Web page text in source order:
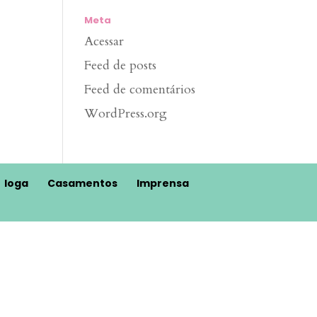
Meta
Acessar
Feed de posts
Feed de comentários
WordPress.org
Ioga Casamentos
Imprensa